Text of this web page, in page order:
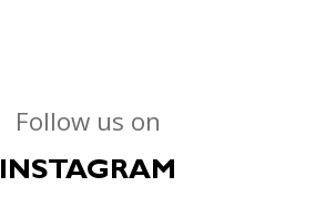
Follow us on
INSTAGRAM